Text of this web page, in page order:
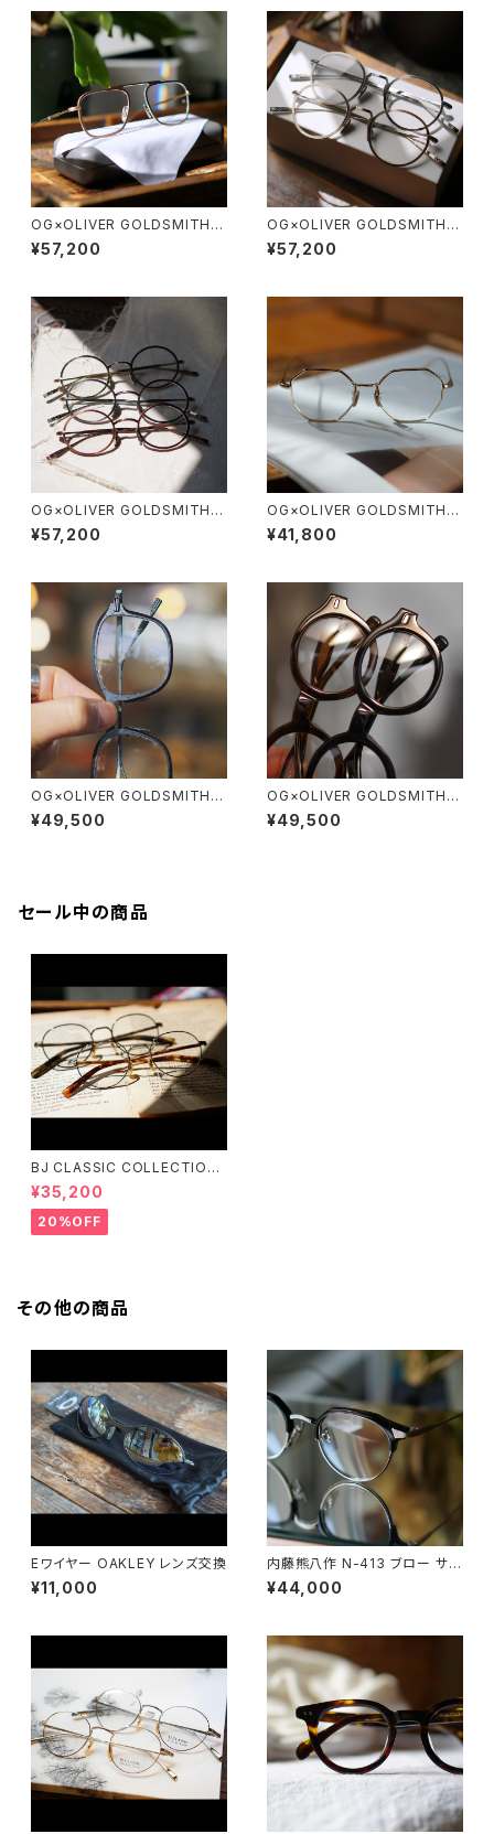
OG×OLIVER GOLDSMITH /
オージーバイオリバーゴールド
スミス OLIVER Ⅲ -T 2026ss
¥57,200
OG×OLIVER GOLDSMITH /
オージーバイオリバーゴールド
スミス OLIVER Ⅱ -T 2026ss
¥57,200
OG×OLIVER GOLDSMITH /
オージーバイオリバーゴールド
スミス OLIVER Ⅰ -T 2026ss
¥57,200
OG×OLIVER GOLDSMITH /
オージーバイオリバーゴールド
スミス LYS X 10周年記念
¥41,800
OG×OLIVER GOLDSMITH /
オージーバイオリバーゴールド
スミス EATON
¥49,500
OG×OLIVER GOLDSMITH /
オージーバイオリバーゴールド
スミス SHEY
¥49,500
セール中の商品
BJ CLASSIC COLLECTION
¥35,200
20%OFF
その他の商品
Eワイヤー OAKLEY レンズ交換
¥11,000
内藤熊八作 N-413 ブロー サー
モント クラウンパント
¥44,000